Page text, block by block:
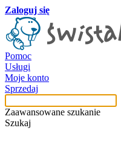
Zaloguj się
Pomoc
Usługi
Moje konto
Sprzedaj
Zaawansowane szukanie
Szukaj